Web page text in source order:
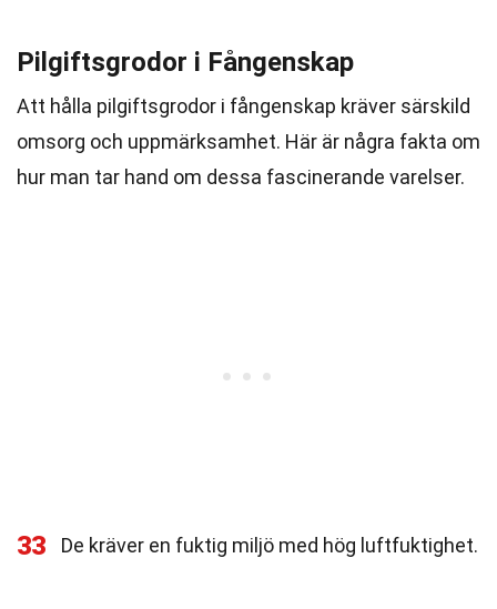
Pilgiftsgrodor i Fångenskap
Att hålla pilgiftsgrodor i fångenskap kräver särskild
omsorg och uppmärksamhet. Här är några fakta om
hur man tar hand om dessa fascinerande varelser.
33 De kräver en fuktig miljö med hög luftfuktighet.